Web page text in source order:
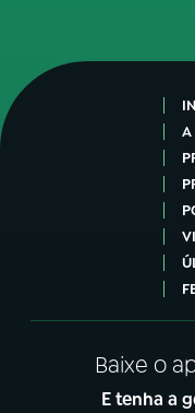
A
Baixe o
E tenha a